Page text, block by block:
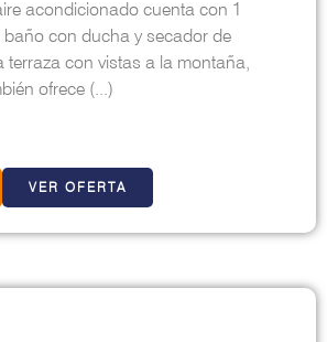
acondicionado cuenta con 1
baño con ducha y secador de
terraza con vistas a la montaña,
ofrece (...)
VER OFERTA